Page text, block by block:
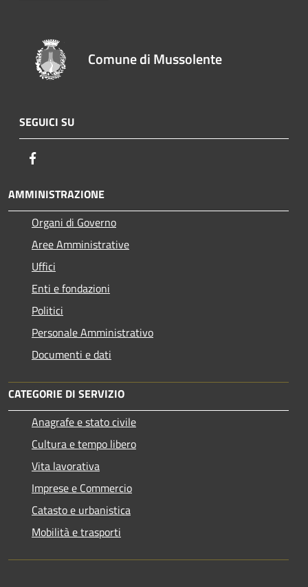
Comune di Mussolente
SEGUICI SU
AMMINISTRAZIONE
Organi di Governo
Aree Amministrative
Uffici
Enti e fondazioni
Politici
Personale Amministrativo
Documenti e dati
CATEGORIE DI SERVIZIO
Anagrafe e stato civile
Cultura e tempo libero
Vita lavorativa
Imprese e Commercio
Catasto e urbanistica
Mobilità e trasporti